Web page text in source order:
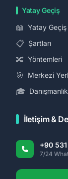
Yatay Geçiş
📖 Yatay
📋 Şartları
🔀 Yöntemleri
🎯 Merkezi
🎓 Danışmanlık
İletişim &
+90
7/24